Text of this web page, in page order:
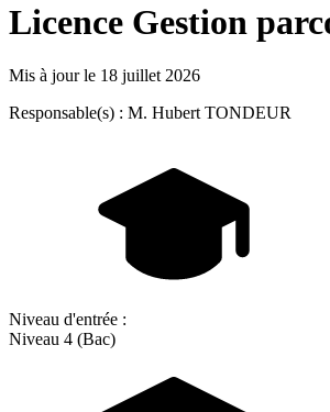
Licence Gestion
Mis à jour le 18 juillet 2026
Responsable(s) : M. Hubert TONDEUR
Niveau d'entrée :
Niveau 4 (Bac)